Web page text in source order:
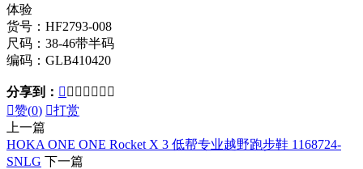
体验
货号：HF2793-008
尺码：38-46带半码
编码：GLB410420
分享到：       
赞(0) 打赏
上一篇
HOKA ONE ONE Rocket X 3 低帮专业越野跑步鞋 1168724-
SNLG 下一篇